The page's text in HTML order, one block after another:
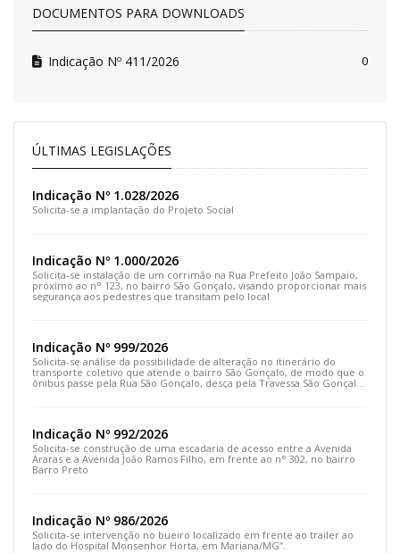
DOCUMENTOS PARA DOWNLOADS
Indicação Nº 411/2026 0
ÚLTIMAS LEGISLAÇÕES
Indicação Nº 1.028/2026
Solicita-se a implantação do Projeto Social
Indicação Nº 1.000/2026
Solicita-se instalação de um corrimão na Rua Prefeito João Sampaio,
próximo ao n° 123, no bairro São Gonçalo, visando proporcionar mais
segurança aos pedestres que transitam pelo local
Indicação Nº 999/2026
Solicita-se análise da possibilidade de alteração no itinerário do
transporte coletivo que atende o bairro São Gonçalo, de modo que o
ônibus passe pela Rua São Gonçalo, desça pela Travessa São Gonçalo
Indicação Nº 992/2026
Solicita-se construção de uma escadaria de acesso entre a Avenida
Araras e a Avenida João Ramos Filho, em frente ao n° 302, no bairro
Barro Preto
Indicação Nº 986/2026
Solicita-se intervenção no bueiro localizado em frente ao trailer ao
lado do Hospital Monsenhor Horta, em Mariana/MG”.